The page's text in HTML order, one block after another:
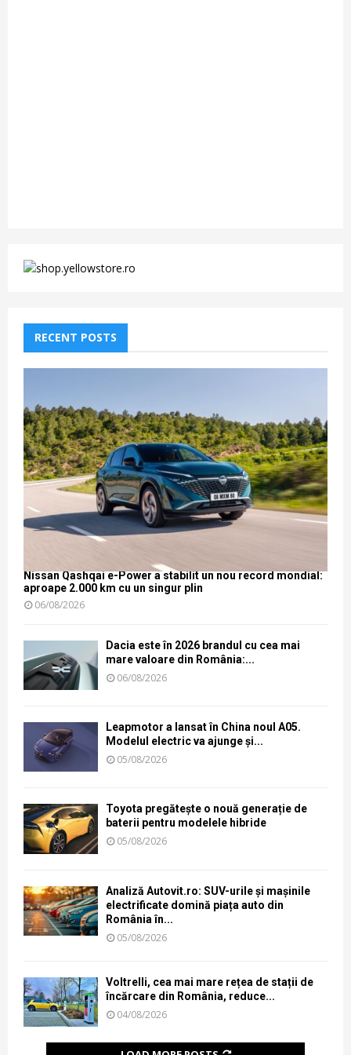
RECENT POSTS
Nissan Qashqai e-Power a stabilit un nou record mondial:
aproape 2.000 km cu un singur plin
06/08/2026
Dacia este în 2026 brandul cu cea mai
mare valoare din România:...
06/08/2026
Leapmotor a lansat în China noul A05.
Modelul electric va ajunge și...
05/08/2026
Toyota pregătește o nouă generație de
baterii pentru modelele hibride
05/08/2026
Analiză Autovit.ro: SUV-urile și mașinile
electrificate domină piața auto din
România în...
05/08/2026
Voltrelli, cea mai mare rețea de stații de
încărcare din România, reduce...
04/08/2026